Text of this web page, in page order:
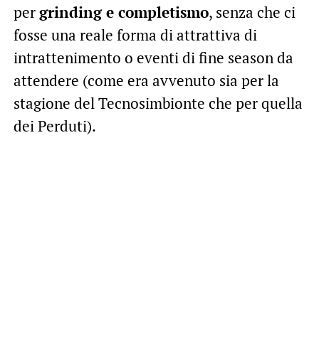
pergrinding e completismo, senza che ci
fosse una reale forma di attrattiva di
intrattenimento o eventi di fine season da
attendere (come era avvenuto sia per la
stagione del Tecnosimbionte che per quella
dei Perduti).